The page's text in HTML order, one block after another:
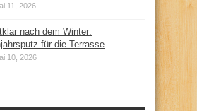
11, 2026
nach dem Winter:
für die Terrasse
10, 2026